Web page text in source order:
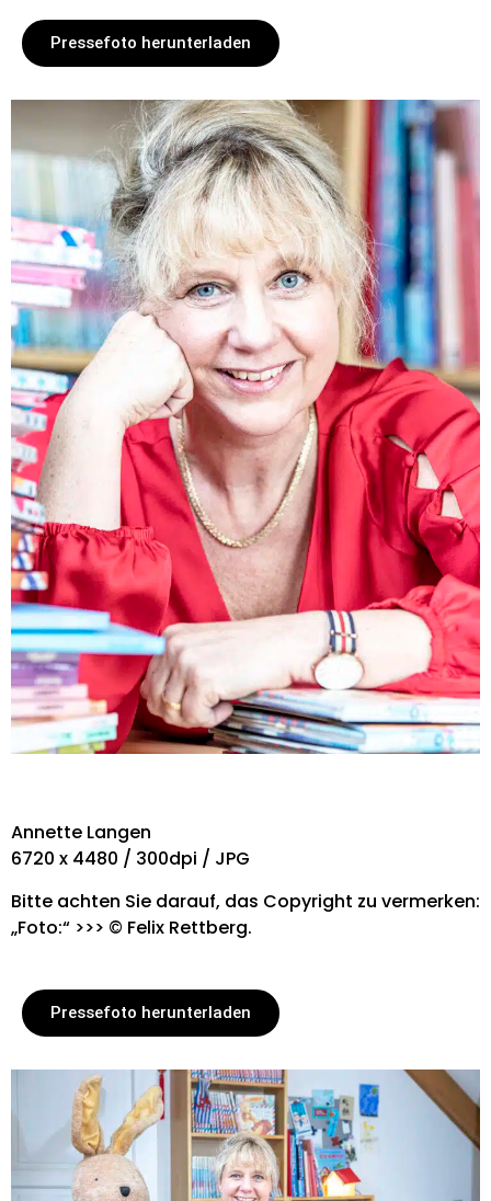
Pressefoto herunterladen
Annette Langen
6720 x 4480 / 300dpi / JPG
Bitte achten Sie darauf, das Copyright zu vermerken:
„Foto:“ >>> © Felix Rettberg.
Pressefoto herunterladen